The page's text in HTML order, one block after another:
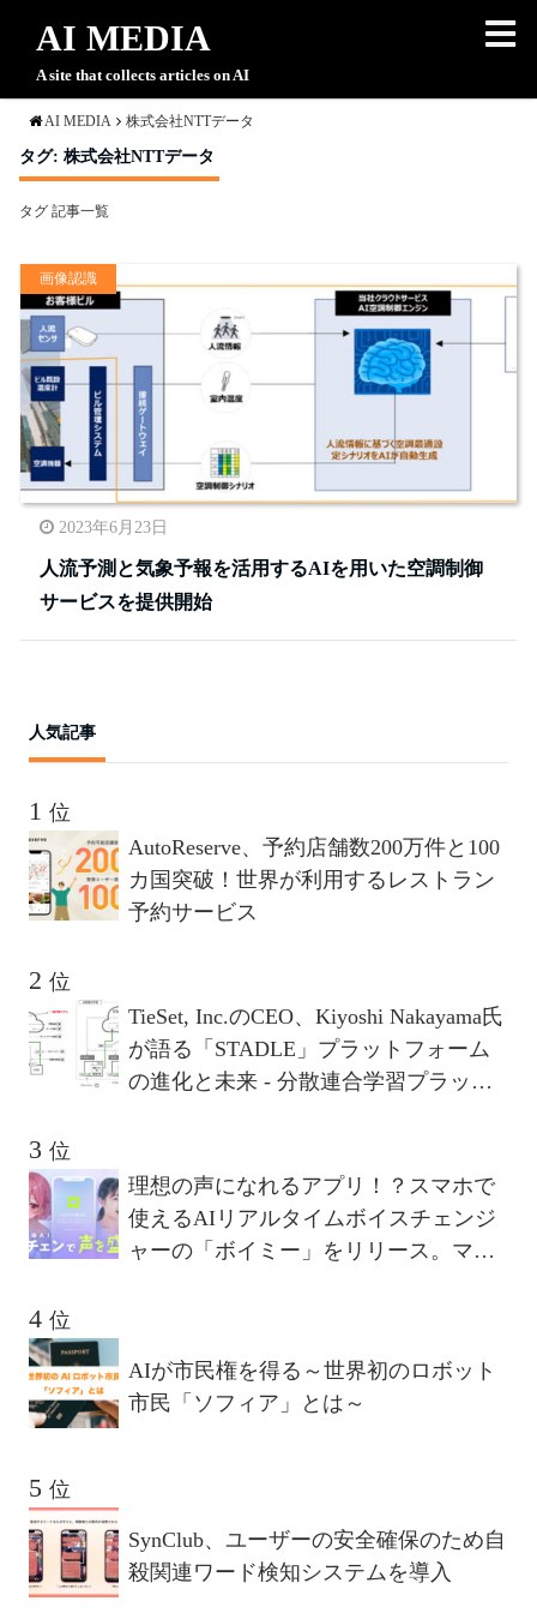
AI MEDIA
A site that collects articles on AI
AI MEDIA 株式会社NTTデータ
タグ: 株式会社NTTデータ
タグ 記事一覧
画像認識
2023年6月23日
人流予測と気象予報を活用するAIを用いた空調制御
サービスを提供開始
人気記事
位
AutoReserve、予約店舗数200万件と100
カ国突破！世界が利用するレストラン
予約サービス
位
TieSet, Inc.のCEO、Kiyoshi Nakayama氏
が語る「STADLE」プラットフォーム
の進化と未来 - 分散連合学習プラット
位
理想の声になれるアプリ！？スマホで
使えるAIリアルタイムボイスチェンジ
ャーの「ボイミー」をリリース。マイ
位
AIが市民権を得る～世界初のロボット
市民「ソフィア」とは～
位
SynClub、ユーザーの安全確保のため自
殺関連ワード検知システムを導入